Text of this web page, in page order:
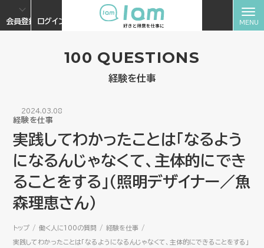
会員登録 ログイン
100 QUESTIONS
経験を仕事
2024.03.08
経験を仕事
実践してわかったことは「なるよう
になるんじゃなくて、主体的にでき
ることをする」（照明デザイナー／魚
森理恵さん）
トップ 働く人に100の質問 経験を仕事
実践してわかったことは「なるようになるんじゃなくて、主体的にできることをする」